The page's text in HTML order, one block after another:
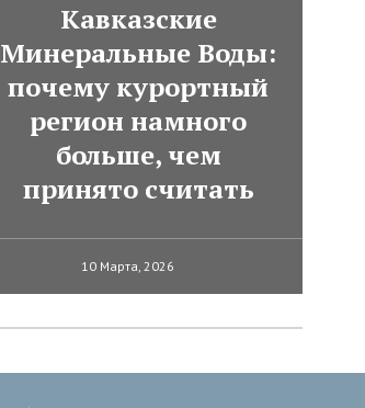
Кавказские
Минеральные Воды:
почему курортный
регион намного
больше, чем
принято считать
10 Марта, 2026